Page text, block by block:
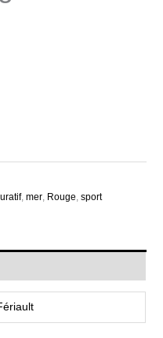
,mer Rouge ,sport